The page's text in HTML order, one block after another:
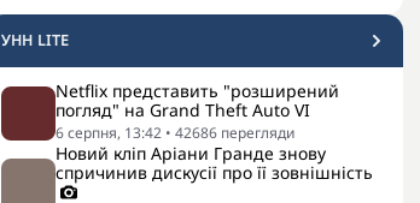
УНН LITE
Netflix представить "розширений
погляд" на Grand Theft Auto VI
6 серпня, 13:42 • 42686 перегляди
Новий кліп Аріани Гранде знову
спричинив дискусії про її зовнішність